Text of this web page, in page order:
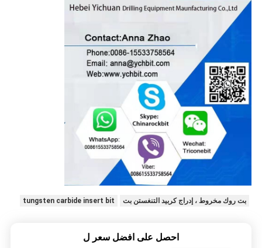
بت روك مخروط ، إدراج كربيد التنغستن بت tungsten carbide insert bit
احصل على افضل سعر ل